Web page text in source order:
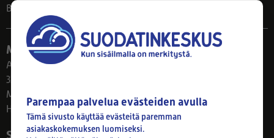
Blogi
Myymälä
Ahlmanintie 61
33800 Tampere
Ma–Pe 8–17
Huom! Myymälän poikkeusaukiolot: 27.7.-21.8. klo 8-16
Seuraa meitä
Parempaa palvelua evästeiden avulla
Tämä sivusto käyttää evästeitä paremman
asiakaskokemuksen luomiseksi.